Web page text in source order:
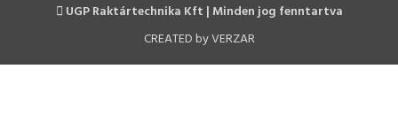
UGP Raktártechnika Kft | Minden jog fenntartva
CREATED by VERZAR